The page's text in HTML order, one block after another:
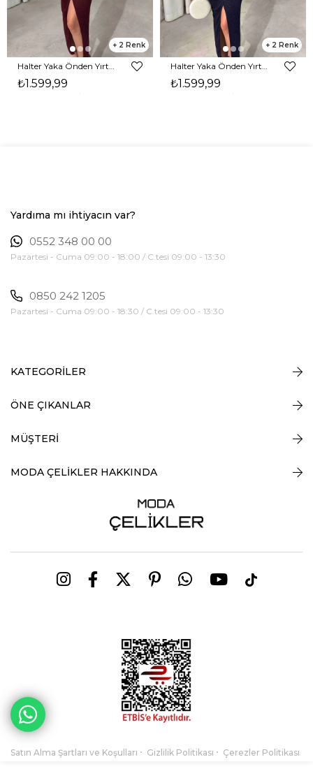
2
₺1.599,99
2
₺1.599,99
Yardıma mı ihtiyacın var?
0552 348 00 00
Pazartesi - Cuma 09:00 - 18:00 / C.tesi 09:00 - 13:30
0850 242 1205
Pazartesi - Cuma 09:00 - 18:30 / C.tesi 09:00 - 13:30
KATEGORİLER
ÖNE ÇIKANLAR
MÜŞTERİ
MODA ÇELİKLER HAKKINDA
Satın Alma Şartları ve Koşulları Gizlilik Politikası Çerezler Politikası